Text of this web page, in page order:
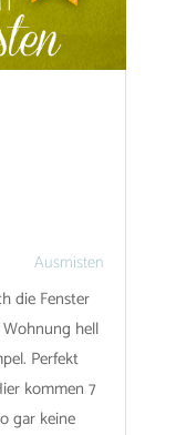
Ausmisten
die Fenster
hell
Perfekt
kommen 7
gar keine